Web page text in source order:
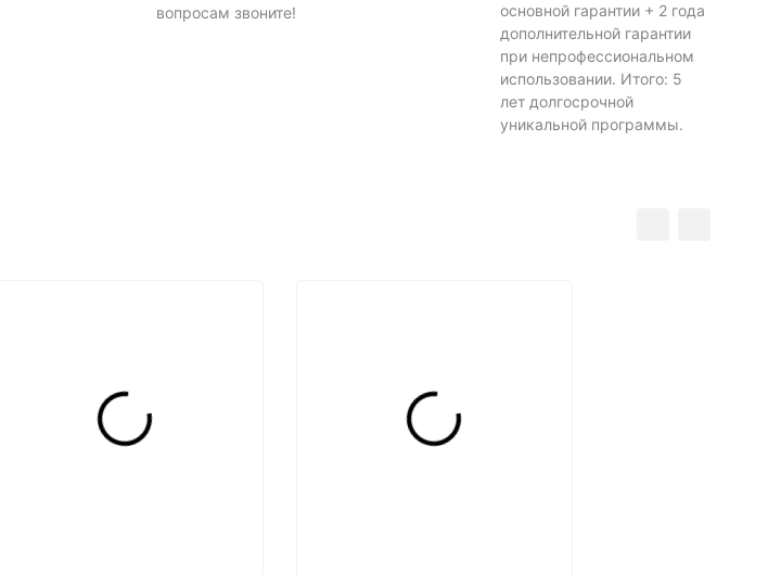
вопросам звоните!
основной гарантии + 2 года
дополнительной гарантии
при непрофессиональном
использовании. Итого: 5
лет долгосрочной
уникальной программы.